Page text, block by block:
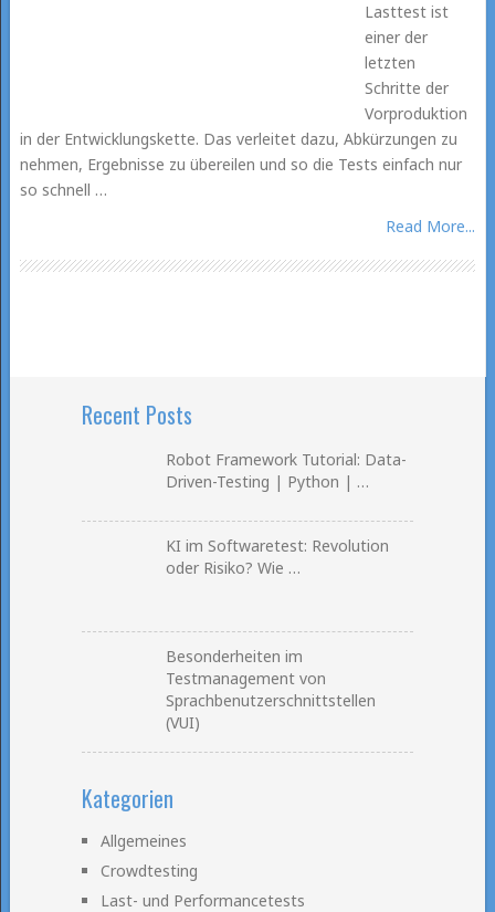
Lasttest ist
einer der
letzten
Schritte der
Vorproduktion
in der Entwicklungskette. Das verleitet dazu, Abkürzungen zu
nehmen, Ergebnisse zu übereilen und so die Tests einfach nur
so schnell …
Read More...
Recent Posts
Robot Framework Tutorial: Data-
Driven-Testing | Python | …
KI im Softwaretest: Revolution
oder Risiko? Wie …
Besonderheiten im
Testmanagement von
Sprachbenutzerschnittstellen
(VUI)
Kategorien
Allgemeines
Crowdtesting
Last- und Performancetests